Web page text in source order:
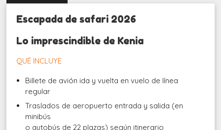
Escapada de safari 2026
Lo imprescindible de Kenia
QUÉ INCLUYE
Billete de avión ida y vuelta en vuelo de línea
regular
Traslados de aeropuerto entrada y salida (en
minibús
o autobús de 22 plazas) según itinerario